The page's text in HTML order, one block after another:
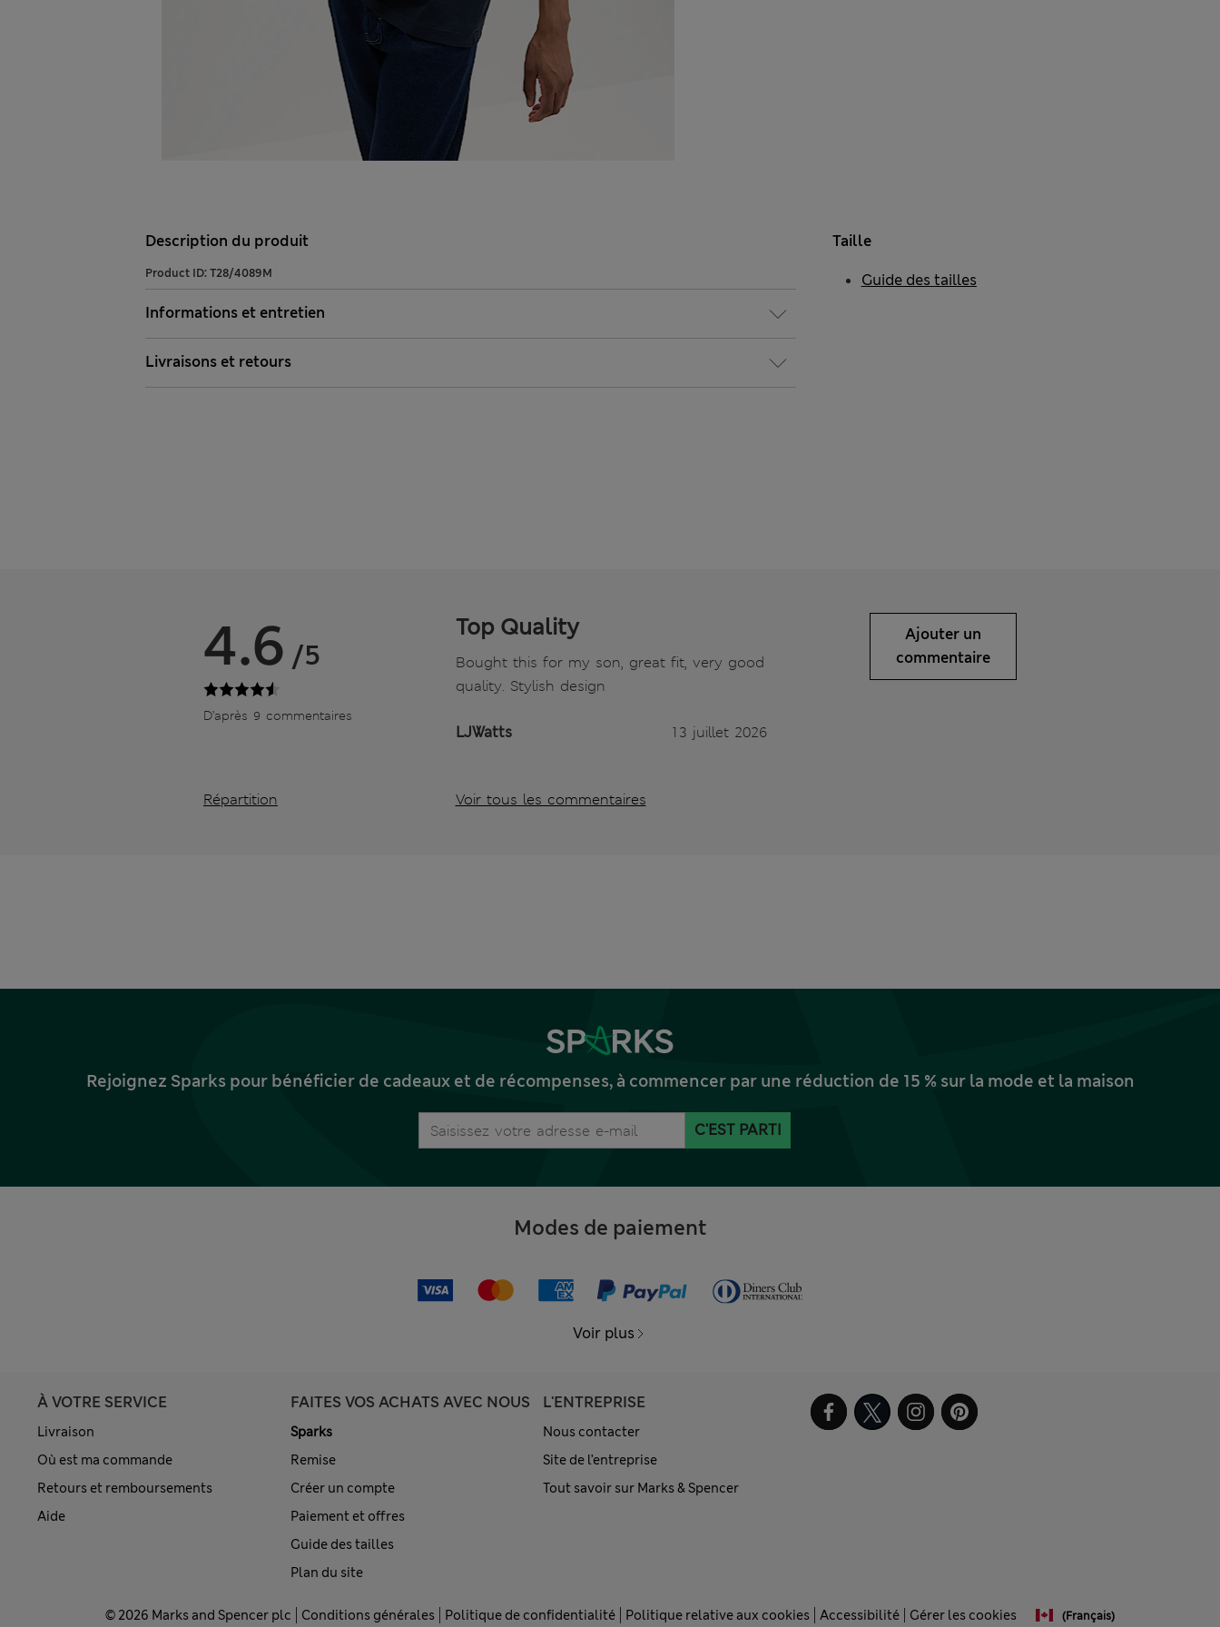
Description du produit
Product ID: T28/4089M
Informations et entretien
Livraisons et retours
Taille
Guide des tailles
4.6 /5
D’après 9 commentaires
Répartition
Top Quality
Bought this for my son, great fit, very good
quality. Stylish design
LJWatts 13 juillet 2026
Voir tous les commentaires
Ajouter un
commentaire
Rejoignez Sparks pour bénéficier de cadeaux et de récompenses, à commencer par une réduction de 15 % sur la mode et la maison
C'EST PARTI
Modes de paiement
Voir plus
À VOTRE SERVICE
Livraison
Où est ma commande
Retours et remboursements
Aide
FAITES VOS ACHATS AVEC NOUS
Sparks
Remise
Créer un compte
Paiement et offres
Guide des tailles
Plan du site
L'ENTREPRISE
Nous contacter
Site de l’entreprise
Tout savoir sur Marks & Spencer
© 2026 Marks and Spencer plc Conditions générales Politique de confidentialité Politique relative aux cookies Accessibilité Gérer les cookies (français)